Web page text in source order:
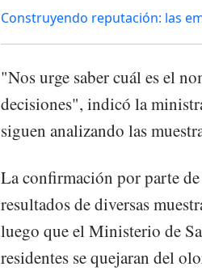
Construyendo reputación: las
"Nos urge saber cuál es el
decisiones", indicó la
siguen analizando las
La confirmación por parte
resultados de diversas
luego que el Ministerio de
residentes se quejaran del